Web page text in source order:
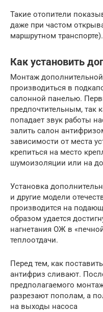
Такие отопители
даже при частом
маршрутном транспорте).
Как установить
Монтаж
производиться в
салонной панелью.
предпочтительным, так
попадает звук работы
залить салон
зависимости от места
крепиться на место
шумоизоляции или на
Установка
и другие модели
производится на
образом удается
нагнетания ОЖ в
теплоотдачи.
Перед тем, как
антифриз сливают.
предполагаемого
разрезают пополам, а
на выходы насоса